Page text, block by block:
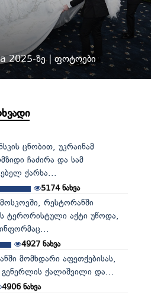
2025-ზე | ფოტოები
ცნობით, უკრაინამ
ჩაძირა და სამ
ქარხა...
5174ნახვა
მოსკოვში, რესტორანში
ტერორისტული აქტი უწოდა,
4927ნახვა
მომხდარი აფეთქებისას,
ქალიშვილი და...
4906ნახვა